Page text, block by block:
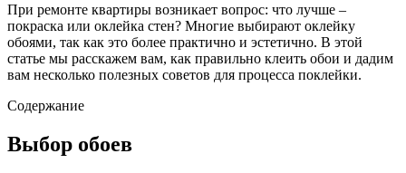
При ремонте квартиры возникает вопрос: что лучше –
покраска или оклейка стен? Многие выбирают оклейку
обоями, так как это более практично и эстетично. В этой
статье мы расскажем вам, как правильно клеить обои и дадим
вам несколько полезных советов для процесса поклейки.
Содержание
Выбор обоев